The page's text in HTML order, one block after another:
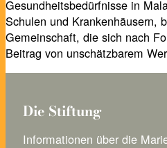
Gesundheitsbedürfnisse in
Schulen und Krankenhäusern,
Gemeinschaft, die sich nach
Beitrag von unschätzbarem
Die Stiftung
Informationen über die